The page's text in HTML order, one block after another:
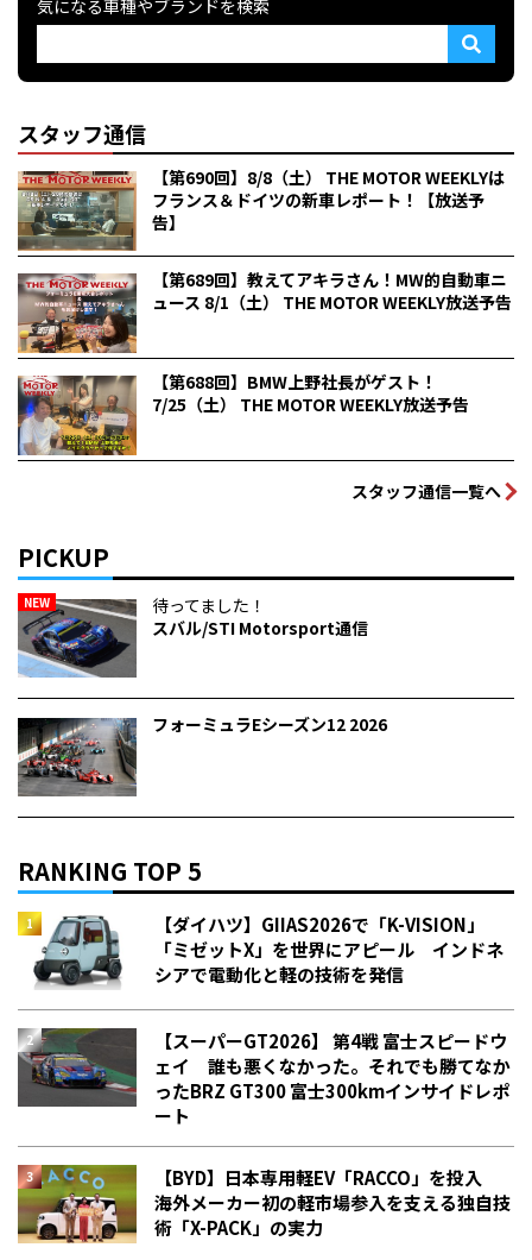
気になる車種やブランドを検索
スタッフ通信
【第690回】8/8（土） THE MOTOR WEEKLYは
フランス＆ドイツの新車レポート！【放送予
告】
【第689回】教えてアキラさん！MW的自動車ニ
ュース 8/1（土） THE MOTOR WEEKLY放送予告
【第688回】BMW上野社長がゲスト！
7/25（土） THE MOTOR WEEKLY放送予告
スタッフ通信一覧へ
PICKUP
NEW
待ってました！
スバル/STI Motorsport通信
フォーミュラEシーズン12 2026
RANKING TOP 5
【ダイハツ】GIIAS2026で「K-VISION」
「ミゼットX」を世界にアピール インドネ
シアで電動化と軽の技術を発信
【スーパーGT2026】 第4戦 富士スピードウ
ェイ 誰も悪くなかった。それでも勝てなか
った――BRZ GT300 富士300kmインサイドレポ
ート
【BYD】日本専用軽EV「RACCO」を投入
海外メーカー初の軽市場参入を支える独自技
術「X-PACK」の実力